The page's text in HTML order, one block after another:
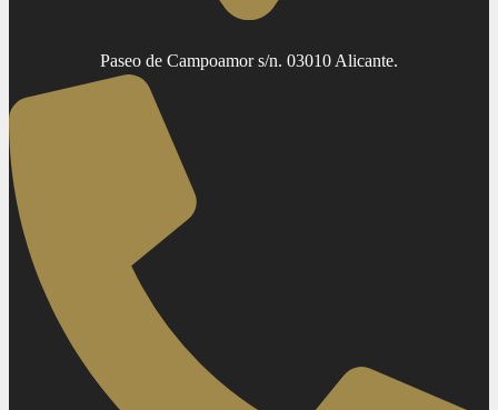
Paseo de Campoamor s/n. 03010 Alicante.